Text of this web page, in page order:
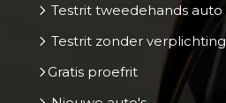
Testrit tweedehands auto
Testrit zonder verplichting
Gratis proefrit